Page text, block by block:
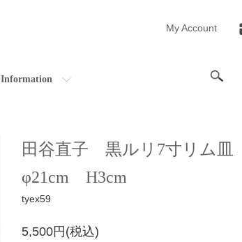
Information
My Account
田谷直子 黒ルリ7寸リム皿
φ21cm H3cm
tyex59
5,500円(税込)